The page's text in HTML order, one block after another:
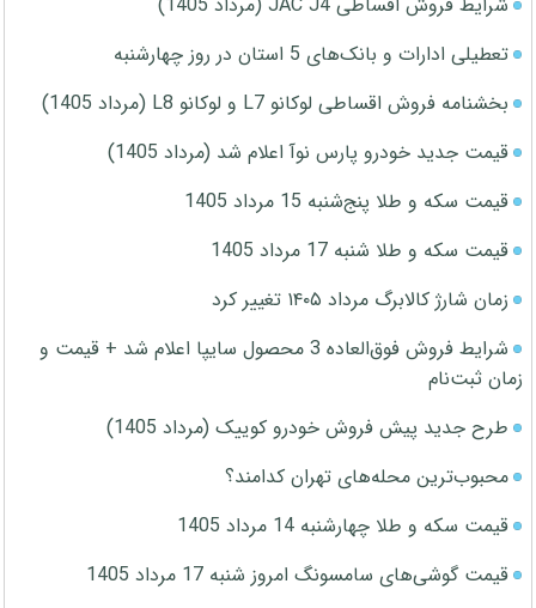
تعطیلی ادارات و بانک‌های 5 استان در روز چهارشنبه
بخشنامه فروش اقساطی لوکانو L7 و لوکانو L8 (مرداد 1405)
قیمت جدید خودرو پارس نوآ اعلام شد (مرداد 1405)
قیمت سکه و طلا پنج‌شنبه 15 مرداد 1405
قیمت سکه و طلا شنبه 17 مرداد 1405
زمان شارژ کالابرگ مرداد ۱۴۰۵ تغییر کرد
شرایط فروش فوق‌العاده 3 محصول سایپا اعلام شد + قیمت و
زمان ثبت‌نام
طرح جدید پیش فروش خودرو کوییک (مرداد 1405)
محبوب‌ترین محله‌های تهران کدامند؟
قیمت سکه و طلا چهارشنبه 14 مرداد 1405
قیمت گوشی‌های سامسونگ امروز شنبه 17 مرداد 1405